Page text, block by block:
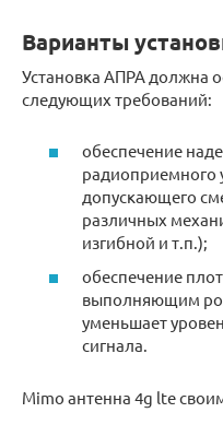
Варианты
Установка АПРА должна
следующих требований:
обеспечение
радиоприемного
допускающего
различных
изгибной и т.п.);
обеспечение
выполняющим
уменьшает
сигнала.
Mimo антенна 4g lte